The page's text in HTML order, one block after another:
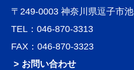
〒249-0003 神奈川県逗子市
TEL：046-870-3313
FAX：046-870-3323
> お問い合わせ